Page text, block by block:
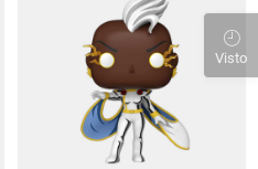
Visto